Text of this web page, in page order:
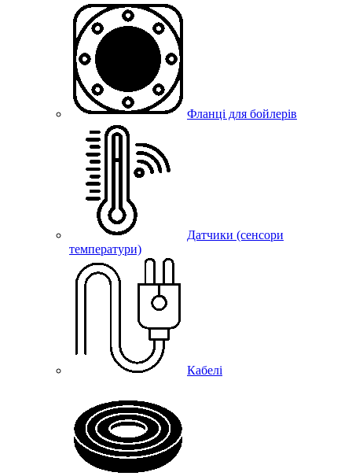
Фланці для бойлерів
Датчики (сенсори
температури)
Кабелі